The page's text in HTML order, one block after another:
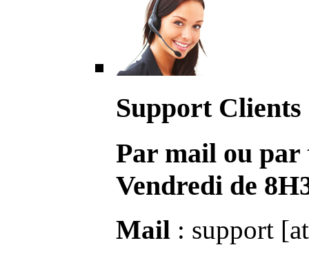
Support Clients
Par mail ou par
Vendredi de
Mail : support